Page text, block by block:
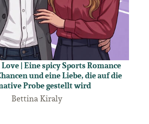
| Eine spicy Sports Romance
und eine Liebe, die auf die
Probe gestellt wird
Bettina Kiraly